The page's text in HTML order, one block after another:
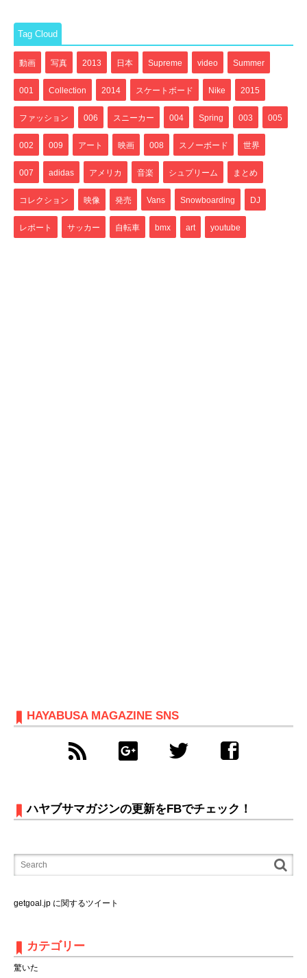
Tag Cloud
動画 写真 2013 日本 Supreme video Summer
001 Collection 2014 スケートボード Nike 2015
ファッション 006 スニーカー 004 Spring 003 005
002 009 アート 映画 008 スノーボード 世界
007 adidas アメリカ 音楽 シュプリーム まとめ
コレクション 映像 発売 Vans Snowboarding DJ
レポート サッカー 自転車 bmx art youtube
HAYABUSA MAGAZINE SNS
ハヤブサマガジンの更新をFBでチェック！
getgoal.jp に関するツイート
カテゴリー
驚いた